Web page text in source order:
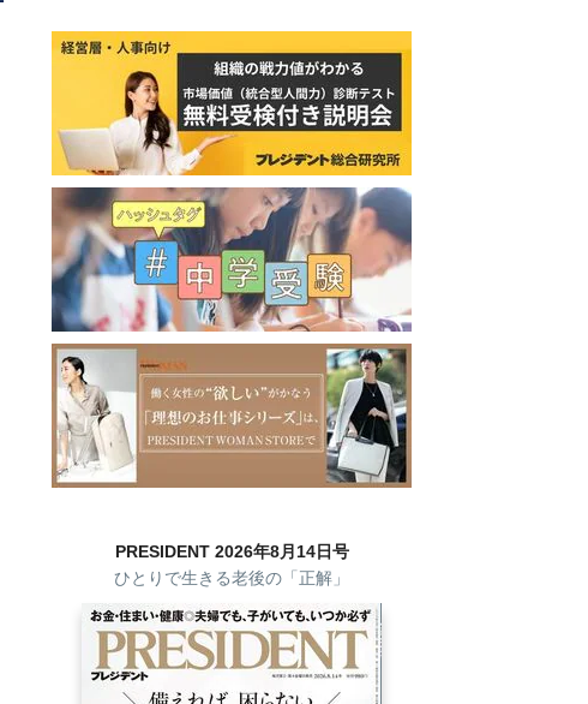
PRESIDENT 2026年8月14日号
ひとりで生きる老後の「正解」